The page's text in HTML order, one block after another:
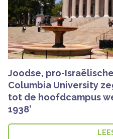
Joodse, pro-
Columbia University
tot de hoofdcampus
1938’